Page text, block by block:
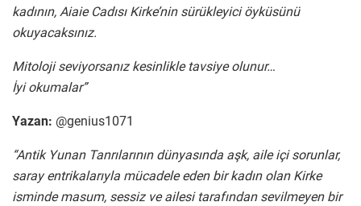
kadının, Aiaie Cadısı Kirke’nin sürükleyici öyküsünü
okuyacaksınız.
Mitoloji seviyorsanız kesinlikle tavsiye olunur…
İyi okumalar”
Yazan: @genius1071
“Antik Yunan Tanrılarının dünyasında aşk, aile içi sorunlar,
saray entrikalarıyla mücadele eden bir kadın olan Kirke
isminde masum, sessiz ve ailesi tarafından sevilmeyen bir